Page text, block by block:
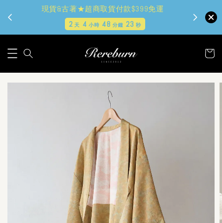
現貨&古著★超商取貨付款$399免運
2天 4小時 48分鐘 22 秒